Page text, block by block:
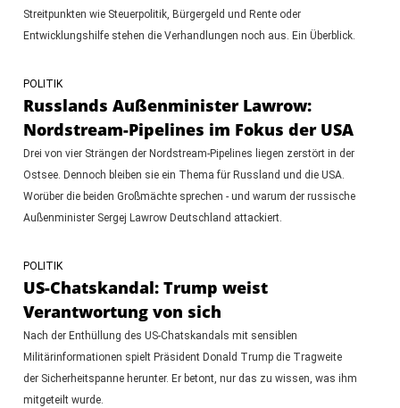
Streitpunkten wie Steuerpolitik, Bürgergeld und Rente oder
Entwicklungshilfe stehen die Verhandlungen noch aus. Ein Überblick.
POLITIK
Russlands Außenminister Lawrow:
Nordstream-Pipelines im Fokus der USA
Drei von vier Strängen der Nordstream-Pipelines liegen zerstört in der
Ostsee. Dennoch bleiben sie ein Thema für Russland und die USA.
Worüber die beiden Großmächte sprechen - und warum der russische
Außenminister Sergej Lawrow Deutschland attackiert.
POLITIK
US-Chatskandal: Trump weist
Verantwortung von sich
Nach der Enthüllung des US-Chatskandals mit sensiblen
Militärinformationen spielt Präsident Donald Trump die Tragweite
der Sicherheitspanne herunter. Er betont, nur das zu wissen, was ihm
mitgeteilt wurde.